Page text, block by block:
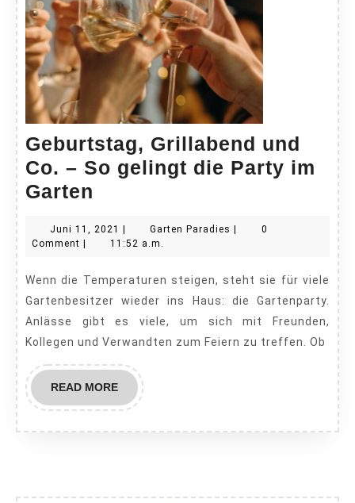
Geburtstag, Grillabend und
Co. – So gelingt die Party im
Garten
und
–
So
gelingt
Party
im
Garten
Juni 11, 2021 Juni
11,
| Garten Paradies Garten
|
0
Comment | 11:52 a.m.
Wenn die Temperaturen steigen, steht sie für viele
Gartenbesitzer wieder ins Haus: die Gartenparty.
Anlässe gibt es viele, um sich mit Freunden,
Kollegen und Verwandten zum Feiern zu treffen. Ob
READ MOREREAD
MORE